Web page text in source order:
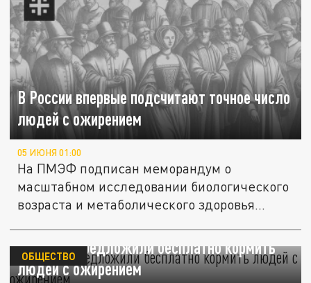
В России впервые подсчитают точное число
людей с ожирением
05 ИЮНЯ 01:00
На ПМЭФ подписан меморандум о
масштабном исследовании биологического
возраста и метаболического здоровья...
В России предложили бесплатно кормить
людей с ожирением
ОБЩЕСТВО